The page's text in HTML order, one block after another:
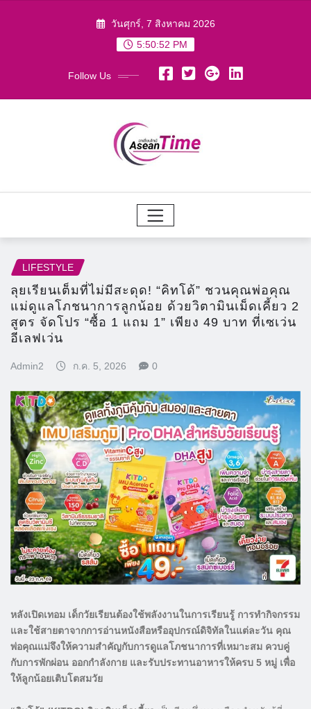
วันศุกร์, 7 สิงหาคม 2026
5:50:54 PM
Follow Us
LIFESTYLE
ลุยเรียนเต็มที่ไม่มีสะดุด! “คิทโด้” ชวนคุณพ่อคุณ
แม่ดูแลโภชนาการลูกน้อย ด้วยวิตามินเม็ดเคี้ยว 2
สูตร จัดโปร “ซื้อ 1 แถม 1” เพียง 49 บาท ที่เซเว่น
อีเลฟเว่น
Admin2 ก.ค. 5, 2026 0
หลังเปิดเทอม เด็กวัยเรียนต้องใช้พลังงานในการเรียนรู้ การทำกิจกรรม
และใช้สายตาจากการอ่านหนังสือหรืออุปกรณ์ดิจิทัลในแต่ละวัน คุณ
พ่อคุณแม่จึงให้ความสำคัญกับการดูแลโภชนาการที่เหมาะสม ควบคู่
กับการพักผ่อน ออกกำลังกาย และรับประทานอาหารให้ครบ 5 หมู่ เพื่อ
ให้ลูกน้อยเติบโตสมวัย